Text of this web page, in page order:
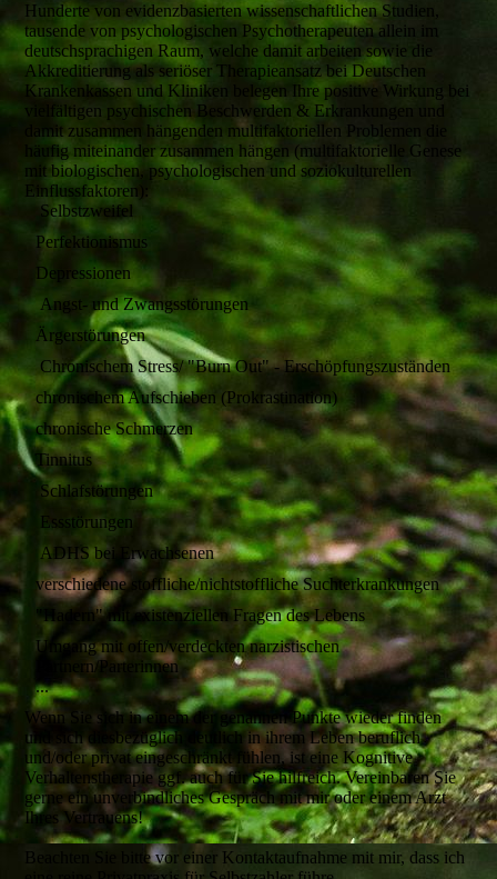
Hunderte von evidenzbasierten wissenschaftlichen Studien,
tausende von psychologischen Psychotherapeuten allein im
deutschsprachigen Raum, welche damit arbeiten sowie die
Akkreditierung als seriöser Therapieansatz bei Deutschen
Krankenkassen und Kliniken belegen Ihre positive Wirkung bei
vielfältigen psychischen Beschwerden & Erkrankungen und
damit zusammen hängenden multifaktoriellen Problemen die
häufig miteinander zusammen hängen (multifaktorielle Genese
mit biologischen, psychologischen und soziokulturellen
Einflussfaktoren):
Selbstzweifel
Perfektionismus
Depressionen
Angst- und Zwangsstörungen
Ärgerstörungen
Chronischem Stress/ "Burn Out" - Erschöpfungszuständen
chronischem Aufschieben (Prokrastination)
chronische Schmerzen
Tinnitus
Schlafstörungen
Essstörungen
ADHS bei Erwachsenen
verschiedene stoffliche/nichtstoffliche Suchterkrankungen
"Hadern" mit existenziellen Fragen des Lebens
Umgang mit offen/verdeckten narzistischen
Partnern/Parterinnen
...
Wenn Sie sich in einem der genannen Punkte wieder finden
und sich diesbezüglich deutlich in ihrem Leben beruflich
und/oder privat eingeschränkt fühlen, ist eine Kognitive
Verhaltenstherapie ggf. auch für Sie hilfreich. Vereinbaren Sie
gerne ein unverbindliches Gespräch mit mir oder einem Arzt
Ihres Vertrauens!
Beachten Sie bitte vor einer Kontaktaufnahme mit mir, dass ich